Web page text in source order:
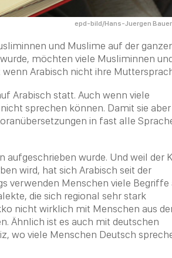
epd-bild/Hans-Juergen Bauer
und Muslime auf der
möchten viele Musliminnen
Arabisch nicht ihre
Arabisch statt. Auch wenn viele
sprechen können. Damit sie aber
in fast alle
aufgeschrieben wurde. Und weil der
wird, hat sich Arabisch seit der
verwenden Menschen viele Begriffe
die sich regional sehr stark
nicht wirklich mit Menschen aus
Ähnlich ist es auch mit deutschen
wo viele Menschen Deutsch